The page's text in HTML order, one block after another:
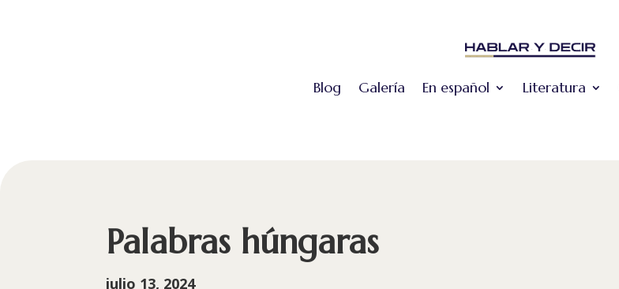
Blog Galería En español Literatura
Palabras húngaras
julio 13, 2024